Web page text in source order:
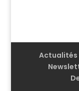
Actualités